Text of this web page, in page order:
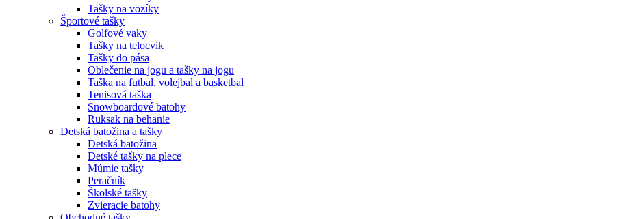
Tašky na vozíky
Športové tašky
Golfové vaky
Tašky na telocvik
Tašky do pása
Oblečenie na jogu a tašky na jogu
Taška na futbal, volejbal a basketbal
Tenisová taška
Snowboardové batohy
Ruksak na behanie
Detská batožina a tašky
Detská batožina
Detské tašky na plece
Múmie tašky
Peračník
Školské tašky
Zvieracie batohy